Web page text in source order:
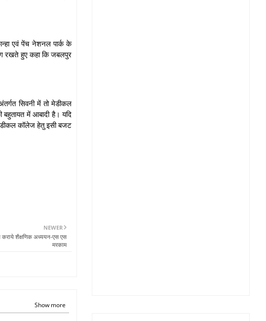
एवं पेंच नेशनल पार्क के
रखते हुए कहा कि जबलपुर
सिवनी में तो मेडीकल
में आबादी है। यदि
मेडीकल कॉलेज हेतु इसी बजट
NEWER
कराये शैक्षणिक अध्ययन-एस एस
मरकाम
Show more